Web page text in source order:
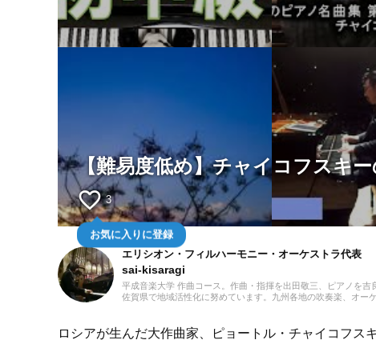
【難易度低め】チャイコフスキ
favorite_border 3
お気に入りに登録
エリシオン・フィルハーモニー・オーケストラ代表
sai-kisaragi
平成音楽大学 作曲コース。作曲・指揮を出田敬三、ピアノを
佐賀県で地域活性化に努めています。九州各地の吹奏楽、オー
ーム・アニメ演奏楽団「エリシオン・フィルハーモニー・オ
どを担当しています。
ロシアが生んだ大作曲家、ピョートル・チャイコフス